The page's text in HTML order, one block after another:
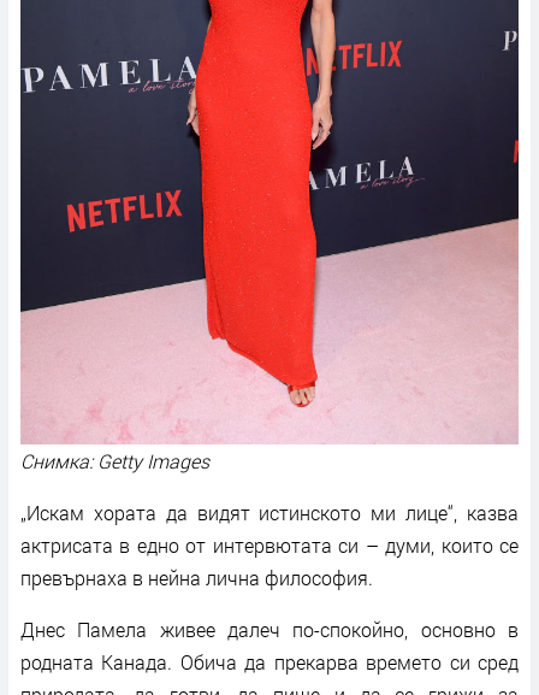
Снимка: Getty Images
„Искам хората да видят истинското ми лице“, казва
актрисата в едно от интервютата си – думи, които се
превърнаха в нейна лична философия.
Днес Памела живее далеч по-спокойно, основно в
родната Канада. Обича да прекарва времето си сред